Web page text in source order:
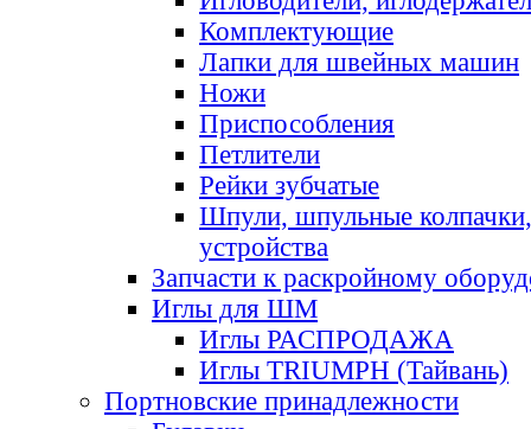
Комплектующие
Лапки для швейных машин
Ножи
Приспособления
Петлители
Рейки зубчатые
Шпули, шпульные
устройства
Запчасти к раскройному
Иглы для ШМ
Иглы РАСПРОДАЖА
Иглы TRIUMPH (Тайвань)
Портновские принадлежности